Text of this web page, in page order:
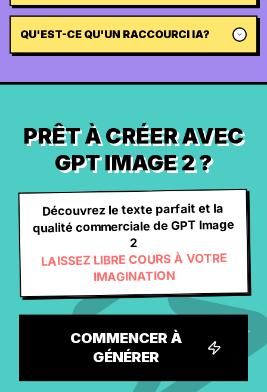
QU'EST-CE QU'UN RACCOURCI IA?
PRÊT À CRÉER AVEC
GPT IMAGE 2 ?
Découvrez le texte parfait et la
qualité commerciale de GPT Image
2
LAISSEZ LIBRE COURS À VOTRE
IMAGINATION
COMMENCER À
GÉNÉRER